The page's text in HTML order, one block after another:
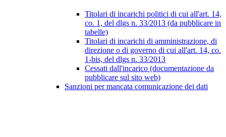
Titolari di incarichi politici di cui all'art. 14,
co. 1, del dlgs n. 33/2013 (da pubblicare in
tabelle)
Titolari di incarichi di amministrazione, di
direzione o di governo di cui all'art. 14, co.
1-bis, del dlgs n. 33/2013
Cessati dall'incarico (documentazione da
pubblicare sul sito web)
Sanzioni per mancata comunicazione dei dati